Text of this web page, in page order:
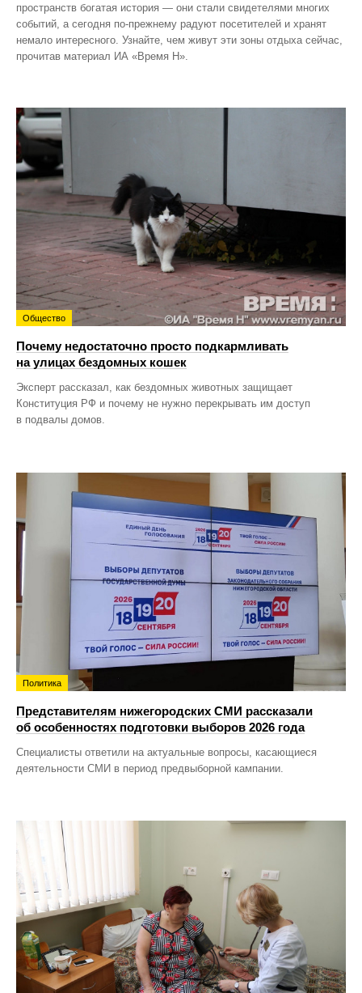
пространств богатая история — они стали свидетелями многих
событий, а сегодня по‑прежнему радуют посетителей и хранят
немало интересного. Узнайте, чем живут эти зоны отдыха сейчас,
прочитав материал ИА «Время Н».
Общество
Почему недостаточно просто подкармливать
на улицах бездомных кошек
Эксперт рассказал, как бездомных животных защищает
Конституция РФ и почему не нужно перекрывать им доступ
в подвалы домов.
Политика
Представителям нижегородских СМИ рассказали
об особенностях подготовки выборов 2026 года
Специалисты ответили на актуальные вопросы, касающиеся
деятельности СМИ в период предвыборной кампании.